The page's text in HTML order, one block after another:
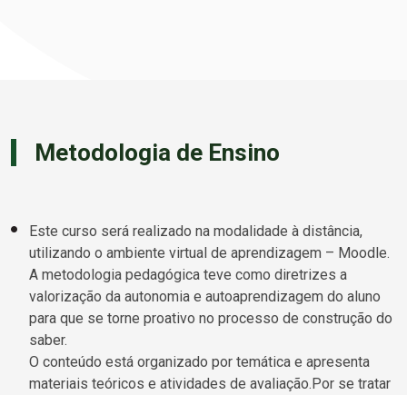
Metodologia de Ensino
Este curso será realizado na modalidade à distância,
utilizando o ambiente virtual de aprendizagem – Moodle.
A metodologia pedagógica teve como diretrizes a
valorização da autonomia e autoaprendizagem do aluno
para que se torne proativo no processo de construção do
saber.
O conteúdo está organizado por temática e apresenta
materiais teóricos e atividades de avaliação.Por se tratar